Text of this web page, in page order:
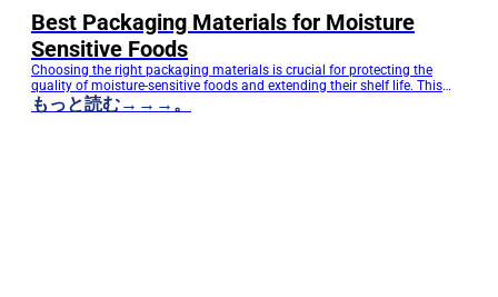
Best Packaging Materials for Moisture
Sensitive Foods
Choosing the right packaging materials is crucial for protecting the
quality of moisture-sensitive foods and extending their shelf life. This
article analyzes the characteristics of different barrier materials from a
manufacturing perspective and helps brand buyers select suitable
もっと読む→→→。